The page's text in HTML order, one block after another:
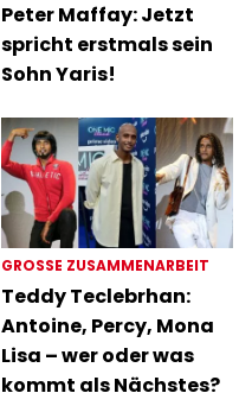
Peter Maffay: Jetzt
spricht erstmals sein
Sohn Yaris!
GROSSE ZUSAMMENARBEIT
Teddy Teclebrhan:
Antoine, Percy, Mona
Lisa – wer oder was
kommt als Nächstes?